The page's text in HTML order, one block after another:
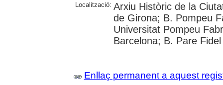
Localització: Arxiu Històric de la
de Girona; B. Pompeu
Universitat Pompeu
Barcelona; B. Pare
Enllaç permanent a aquest